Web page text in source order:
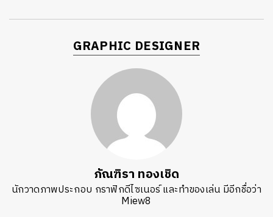
GRAPHIC DESIGNER
ภัณฑิรา ทองเชิด
นักวาดภาพประกอบ กราฟิกดีไซเนอร์ และทำของเล่น มีอีกชื่อว่า
Miew8